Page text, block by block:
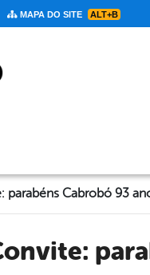
MAPA DO SITE ALT+B
parabéns Cabrobó 93
Convite: